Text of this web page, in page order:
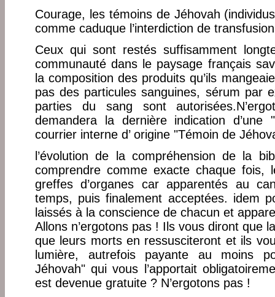
Courage, les témoins de Jéhovah
comme caduque l’interdiction de
Ceux qui sont restés suffisamment
communauté dans le paysage français
la composition des produits qu’ils
pas des particules sanguines, sérum par
parties du sang sont
demandera la dernière indication d’une
courrier interne d’ origine "Témoin de
l’évolution de la compréhension de la
comprendre comme exacte chaque
greffes d’organes car apparentés au
temps, puis finalement acceptées. idem
laissés à la conscience de chacun et
Allons n’ergotons pas ! Ils vous diront que
que leurs morts en ressusciteront et ils
lumière, autrefois payante au moins
Jéhovah" qui vous l’apportait
est devenue gratuite ? N’ergotons pas !